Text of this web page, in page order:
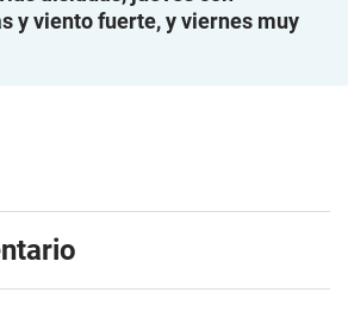
y viento fuerte, y viernes muy